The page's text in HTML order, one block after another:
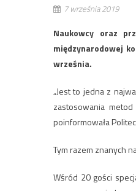
7 września 2019
Naukowcy oraz
międzynarodowej
września.
„Jest to jedna z
zastosowania
poinformowała
Tym razem znanych
Wśród 20 gości